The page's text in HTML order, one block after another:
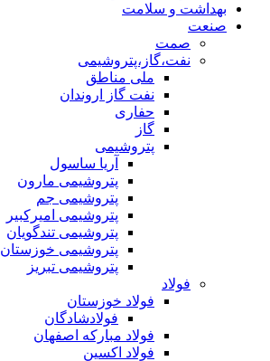
بهداشت و سلامت
صنعت
صمت
نفت،گاز،پتروشیمی
ملی مناطق
نفت گاز اروندان
حفاری
گاز
پتروشیمی
آریا ساسول
پتروشیمی مارون
پتروشیمی جم
پتروشیمی امیرکبیر
پتروشیمی تندگویان
پتروشیمی خوزستان
پتروشیمی تبریز
فولاد
فولاد خوزستان
فولادشادگان
فولاد مبارکه اصفهان
فولاد اکسین